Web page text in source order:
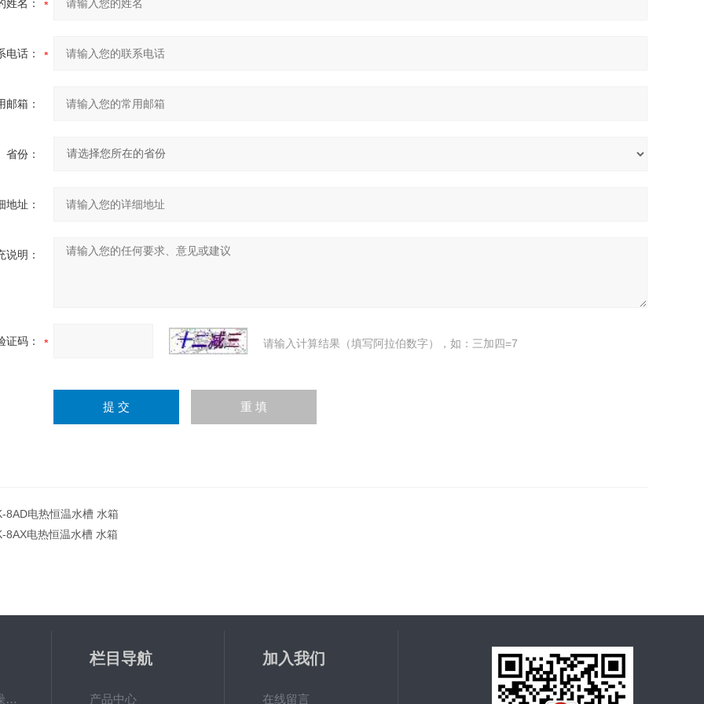
姓名：
电话：
邮箱：
省份：
地址：
说明：
证码： 请输入计算结果（填写阿拉伯数字），如：三加四=7
8AD电热恒温水槽 水箱
8AX电热恒温水槽 水箱
GWGP-6G土壤干燥柜-干燥箱/干燥机
栏目导航
产品中心
加入我们
在线留言